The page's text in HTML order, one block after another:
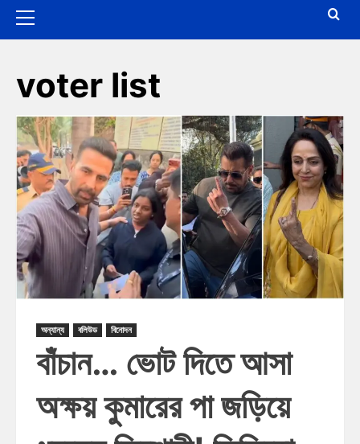
voter list
অন্যান্য বলিউড বিনোদন
বাঁচান… ভোট দিতে আসা
অক্ষয় কুমারের পা জড়িয়ে